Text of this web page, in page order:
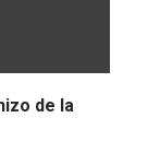
de la